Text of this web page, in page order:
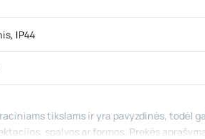
IP44
tikslams ir yra pavyzdinės, todėl
spalvos ar formos. Prekės